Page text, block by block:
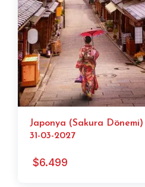
Japonya (Sakura Dönemi)
31-03-2027
$6.499